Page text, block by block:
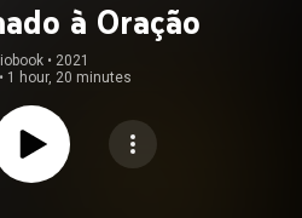
à Oração
• 2021
• 1 hour, 20 minutes